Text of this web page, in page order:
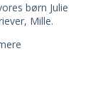
børn Julie
Mille.